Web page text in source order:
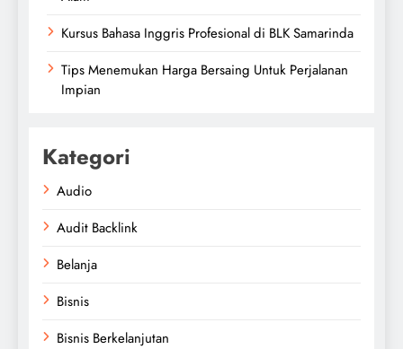
Kursus Bahasa Inggris Profesional di BLK Samarinda
Tips Menemukan Harga Bersaing Untuk Perjalanan
Impian
Kategori
Audio
Audit Backlink
Belanja
Bisnis
Bisnis Berkelanjutan